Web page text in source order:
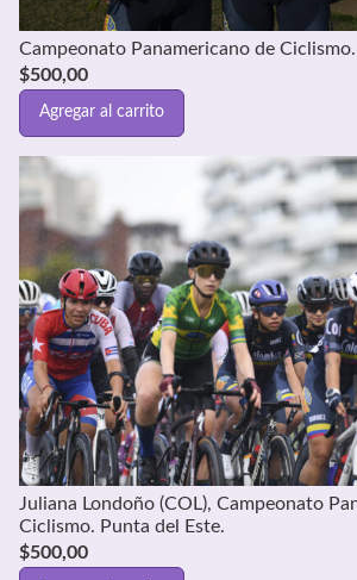
Campeonato Panamericano de
$500,00
Agregar al carrito
Juliana Londoño (COL), Campeonato
Ciclismo. Punta del Este.
$500,00